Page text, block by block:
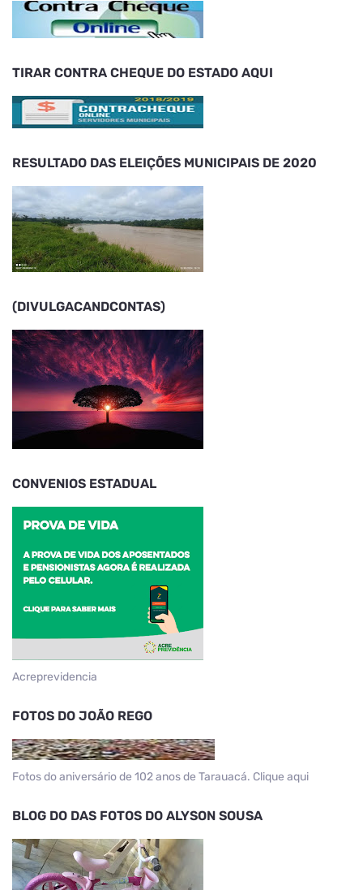
TIRAR CONTRA CHEQUE DO ESTADO AQUI
RESULTADO DAS ELEIÇÕES MUNICIPAIS DE 2020
(DIVULGACANDCONTAS)
CONVENIOS ESTADUAL
Acreprevidencia
FOTOS DO JOÃO REGO
Fotos do aniversário de 102 anos de Tarauacá. Clique aqui
BLOG DO DAS FOTOS DO ALYSON SOUSA